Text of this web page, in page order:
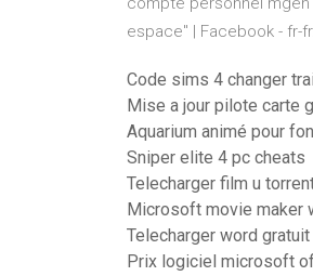
espace" | Facebook - fr-
Code sims 4 changer
Mise a jour pilote carte
Aquarium animé pour
Sniper elite 4 pc cheats
Telecharger film u
Microsoft movie maker
Telecharger word
Prix logiciel microsoft